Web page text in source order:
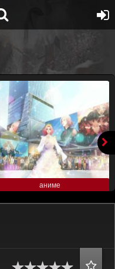
аниме